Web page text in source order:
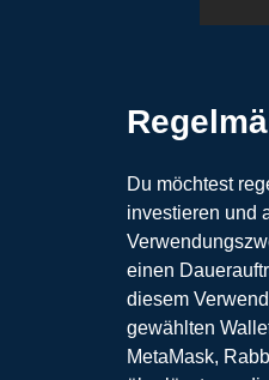
Du möchtest
investieren und
einen
diesem
gewählten
MetaMask,